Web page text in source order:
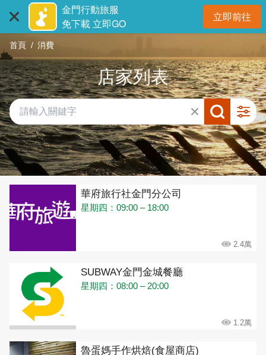
主
要
內
容
區
塊
金門行動旅服
免下載 立即GO
立即前往開
首頁 消費
店家列表
共有 432 間店家
華府旅行社金門分公司
星期四：09:00 – 18:00
2.4萬
SUBWAY金門金城餐廳
星期四：08:00 – 20:00
1.2萬
魯蛋媽手作烘焙(食屋商店)